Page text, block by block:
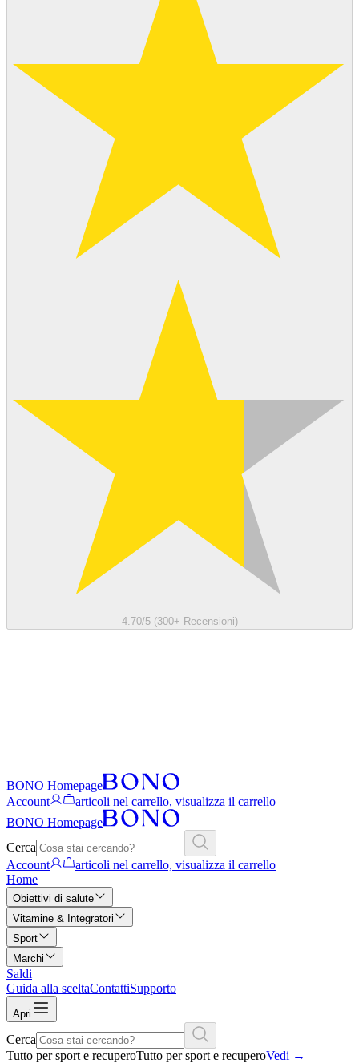
4.70/5 (300+ Recensioni)
BONO Homepage
Account
articoli nel carrello, visualizza il carrello
BONO Homepage
Cerca
Account
articoli nel carrello, visualizza il carrello
Home
Obiettivi di salute
Vitamine & Integratori
Sport
Marchi
Saldi
Guida alla sceltaContattiSupporto
Apri
Cerca
Tutto per sport e recuperoTutto per sport e recuperoVedi →